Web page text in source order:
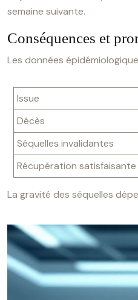
semaine suivante.
Conséquences et
Les données
Issue
Décès
Séquelles invalidantes
Récupération satisfaisante
La gravité des séquelles